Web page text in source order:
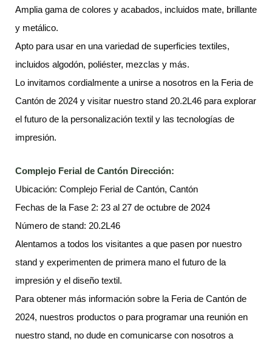
Amplia gama de colores y acabados, incluidos mate, brillante
y metálico.
Apto para usar en una variedad de superficies textiles,
incluidos algodón, poliéster, mezclas y más.
Lo invitamos cordialmente a unirse a nosotros en la Feria de
Cantón de 2024 y visitar nuestro stand 20.2L46 para explorar
el futuro de la personalización textil y las tecnologías de
impresión.
Complejo Ferial de Cantón Dirección:
Ubicación: Complejo Ferial de Cantón, Cantón
Fechas de la Fase 2: 23 al 27 de octubre de 2024
Número de stand: 20.2L46
Alentamos a todos los visitantes a que pasen por nuestro
stand y experimenten de primera mano el futuro de la
impresión y el diseño textil.
Para obtener más información sobre la Feria de Cantón de
2024, nuestros productos o para programar una reunión en
nuestro stand, no dude en comunicarse con nosotros a